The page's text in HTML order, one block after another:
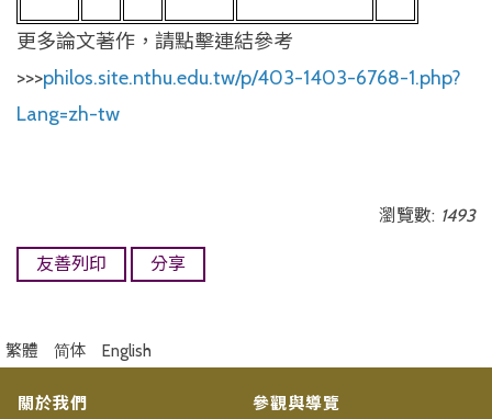
更多論文著作，請點擊連結參考
>>>philos.site.nthu.edu.tw/p/403-1403-6768-1.php?
Lang=zh-tw
瀏覽數: 1493
友善列印 分享
繁體 简体 English
關於我們 參觀與導覽